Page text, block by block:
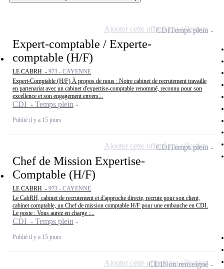
Expert-comptable / Experte-
comptable (H/F)
LE CABRH - 973 - CAYENNE
Expert-Comptable (H/F) À propos de nous : Notre cabinet de recrutement travaille
en partenariat avec un cabinet d'expertise-comptable renommé, reconnu pour son
excellence et son engagement envers...
CDI - Temps plein
Publié il y a 15 jours
CDITemps plein
Ajouter cette offre à ma sélection
Chef de Mission Expertise-
Comptable (H/F)
LE CABRH - 973 - CAYENNE
Le CabRH, cabinet de recrutement et d'approche directe, recrute pour son client,
cabinet comptable, un Chef de mission comptable H/F pour une embauche en CDI.
Le poste : Vous aurez en charge :...
CDI - Temps plein
Publié il y a 15 jours
CDITemps plein
Ajouter cette offre à ma sélection
CDINon renseigné
Ajouter cette offre à ma sélection